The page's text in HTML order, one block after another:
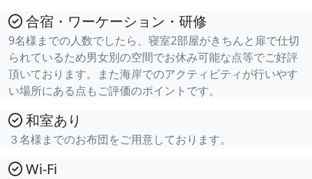
合宿・ワーケーション・研修
9名様までの人数でしたら、寝室2部屋がきちんと扉で仕切
られているため男女別の空間でお休み可能な点等でご好評
頂いております。また海岸でのアクティビティが行いやす
い場所にある点もご評価のポイントです。
和室あり
３名様までのお布団をご用意しております。
Wi-Fi